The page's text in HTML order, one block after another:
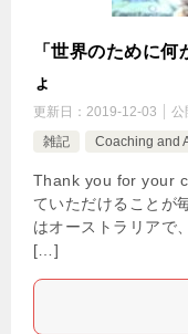
「世界のために
ょ
更新日： 2019-12-03 公
雑記
Coaching and
Thank you for your
ていただけることが
はオーストラリアで
[…]